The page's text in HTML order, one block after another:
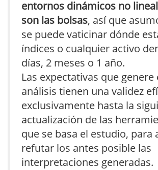
entornos dinámicos no
son las bolsas, así que
se puede vaticinar dónde
índices o cualquier activo
días, 2 meses o 1 año.
Las expectativas que genere
análisis tienen una validez
exclusivamente hasta la
actualización de las
que se basa el estudio, para
refutar los antes posible las
interpretaciones generadas.